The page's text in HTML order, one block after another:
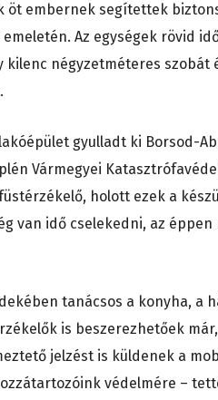
öt embernek segítettek
Az egységek rövid
kilenc négyzetméteres
gyulladt ki Borsod-
Vármegyei
holott ezek a
van idő cselekedni, az
tanácsos a konyha, a
is beszerezhetőek
jelzést is küldenek a
védelmére –